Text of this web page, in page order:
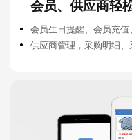
会员、供应商轻
会员生日提醒、会员充
供应商管理，采购明细